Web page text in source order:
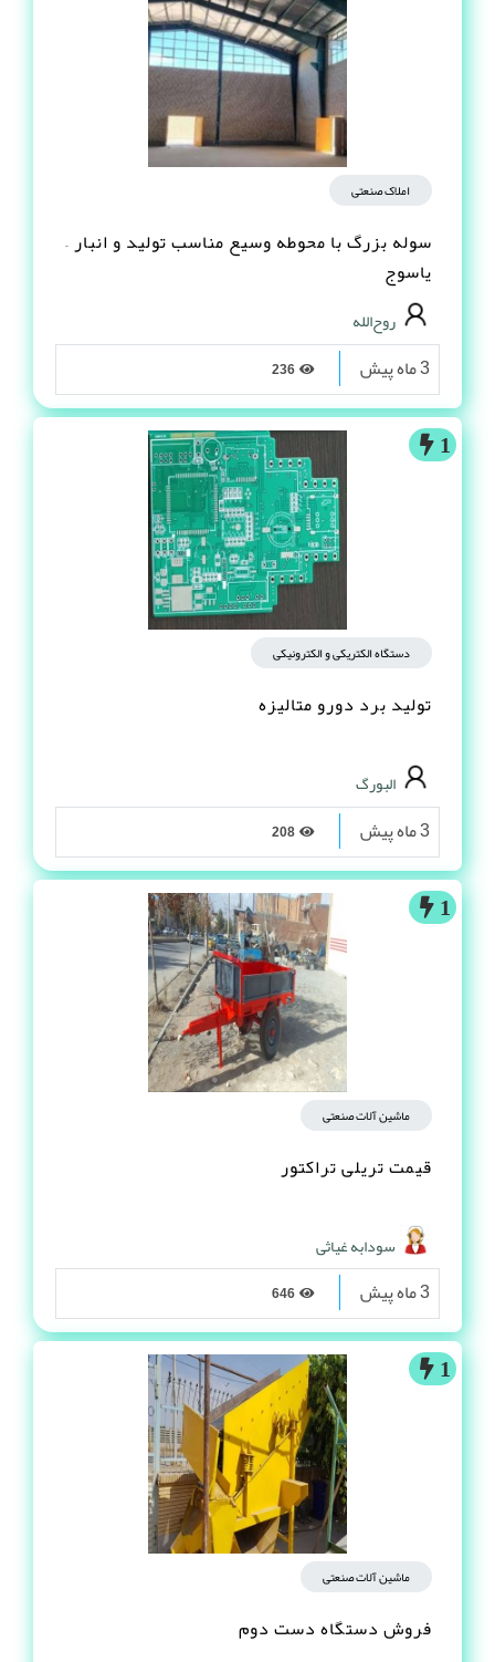
املاک صنعتی
سوله بزرگ با محوطه وسیع مناسب تولید و انبار –
یاسوج
روح‌الله
3 ماه پیش
1
دستگاه الکتریکی و الکترونیکی
تولید برد دورو متالیزه
البورگ
3 ماه پیش
1
ماشین آلات صنعتی
قیمت تریلی تراکتور
سودابه غیاثی
3 ماه پیش
1
ماشین آلات صنعتی
فروش دستگاه دست دوم